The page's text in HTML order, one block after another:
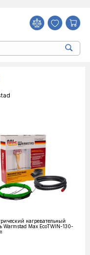
нагревательный
Warmstad Max EcoTWIN-130-